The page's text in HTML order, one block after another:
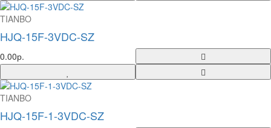
TIANBO
HJQ-15F-3VDC-SZ
0.00р.
TIANBO
HJQ-15F-1-3VDC-SZ